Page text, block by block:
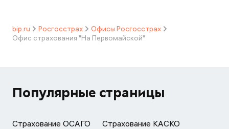
bip.ru Росгосстрах
Офисы Росгосстрах
Офис страхования "На Первомайской"
Популярные страницы
Страхование ОСАГО Страхование КАСКО